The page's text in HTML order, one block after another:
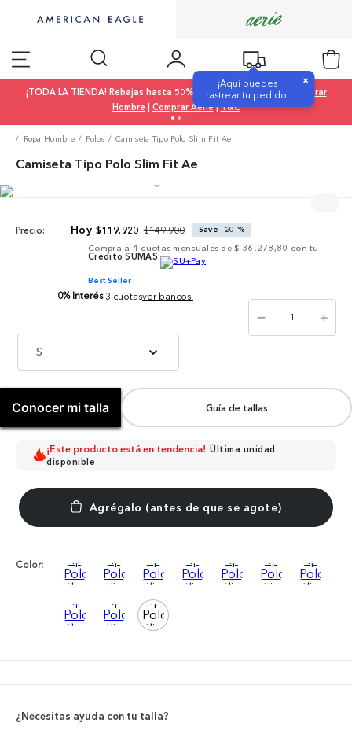
¡Aquí puedes
rastrear tu pedido!
×
¡TODA LA TIENDA! Rebajas hasta 50% OFF |Comprar Mujer|
Comprar
Hombre | Comprar Aerie|T&C
Ropa Hombre Polos Camiseta Tipo Polo Slim Fit Ae
Camiseta Tipo Polo Slim Fit Ae
Precio: $119. 920 $149.900 Save 20 %
Compra a 4 cuotas mensuales de $ 36.278,80 con tu
Crédito SUMAS
Best Seller
0% Interés 3 cuotasver bancos.
S
＋
－
Conocer mi talla Guía de tallas
¡Este producto está en tendencia! Última unidad
disponible
Color:
¿Necesitas ayuda con tu talla?